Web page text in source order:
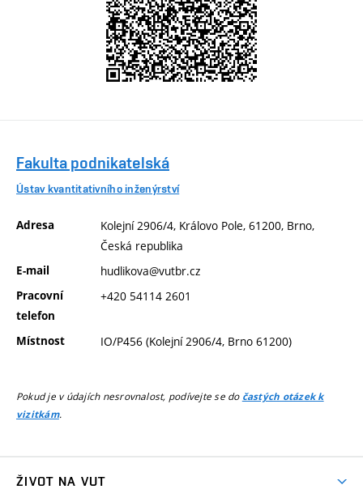
Fakulta podnikatelská
Ústav kvantitativního inženýrství
Adresa
Kolejní 2906/4, Královo Pole, 61200, Brno,
Česká republika
E-mail hudlikova@vutbr.cz
Pracovní
telefon
+420 54114 2601
Místnost IO/P456 (Kolejní 2906/4, Brno 61200)
Pokud je v údajích nesrovnalost, podívejte se do častých otázek k
vizitkám.
ŽIVOT NA VUT